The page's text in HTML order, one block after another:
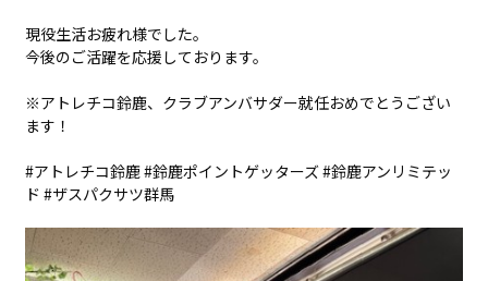
休み : 土曜日 ＆ 祝祭日
現役生活お疲れ様でした。
今後のご活躍を応援しております。
※アトレチコ鈴鹿、クラブアンバサダー就任おめでとうござい
ます！
#アトレチコ鈴鹿 #鈴鹿ポイントゲッターズ #鈴鹿アンリミテッ
ド #ザスパクサツ群馬